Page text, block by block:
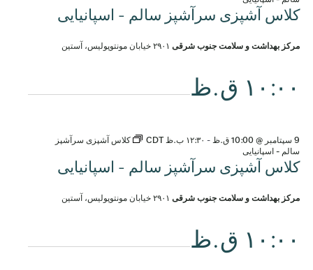
کلاس آشپزی سرآشپز سالم - اسپانیایی
مرکز بهداشت و سلامت جنوب شرقی ۲۹۰۱ خیابان مونتوپولیس، آستین
۱۰:۰۰ ق.ظ
کلاس آشپزی سرآشپز سالم - اسپانیایی
9 سپتامبر @ 10:00 ق.ظ - ۱۲:۳۰ ب.ظ CDT
کلاس آشپزی سرآشپز
سالم - اسپانیایی
مرکز بهداشت و سلامت جنوب شرقی ۲۹۰۱ خیابان مونتوپولیس، آستین
۱۰:۰۰ ق.ظ